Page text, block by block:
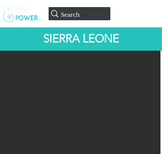
SIERRA LEONE